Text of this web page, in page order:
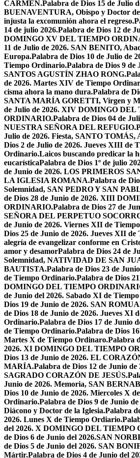
CARMEN.Palabra de Dios 15 de Julio
BUENAVENTURA, Obispo y Doctor
injusta la excomunión ahora el regreso.
14 de julio 2026.Palabra de Dios 12 de
DOMINGO XV DEL TIEMPO
11 de Julio de 2026. SAN BENITO,
Europa.Palabra de Dios 10 de Julio de
Tiempo Ordinario.Palabra de Dios 9 de
SANTOS AGUSTÍN ZHAO RONG.
de 2026. Martes XIV de Tiempo
cisma ahora la mano dura.Palabra de
SANTA MARÍA GORETTI, Virgen y
de Julio de 2026. XIV DOMINGO DEL
ORDINARIO.Palabra de Dios 04 de
NUESTRA SEÑORA DEL REFUGIO.
Julio de 2026. Fiesta, SANTO TOMÁS,
Dios 2 de Julio de 2026. Jueves XIII de
Ordinario.Laicos buscando predicar la
eucarísticaPalabra de Dios 1º de julio
de Junio de 2026. LOS PRIMEROS
LA IGLESIA ROMANA.Palabra de
Solemnidad, SAN PEDRO Y SAN
de Dios 28 de Junio de 2026. XIII
ORDINARIO.Palabra de Dios 27 de
SEÑORA DEL PERPETUO
de Junio de 2026. Viernes XII de
Dios 25 de Junio de 2026. Jueves XII
alegría de evangelizar conforme en
amor y desamorPalabra de Dios 24 de
Solemnidad, NATIVIDAD DE SAN
BAUTISTA.Palabra de Dios 23 de
de Tiempo Ordinario.Palabra de Dios
DOMINGO DEL TIEMPO
de Junio del 2026. Sabado XI de
Dios 19 de Junio de 2026. SAN
de Dios 18 de Junio de 2026. Jueves XI
Ordinario.Palabra de Dios 17 de Junio
de Tiempo Ordinario.Palabra de Dios
Martes X de Tiempo Ordinaro.Palabra
2026. XI DOMINGO DEL TIEMPO
Dios 13 de Junio de 2026. EL
MARÍA.Palabra de Dios 12 de Junio de
SAGRADO CORAZÓN DE JESÚS.
Junio de 2026. Memoria, SAN
Dios 10 de Junio de 2026. Miercoles X
Ordinario.Palabra de Dios 9 de Junio
Diácono y Doctor de la Iglesia.Palabra
2026. Lunes X de Tiempo Ordiario.
del 2026. X DOMINGO DEL TIEMPO
de Dios 6 de Junio del 2026.SAN
de Dios 5 de Junio del 2026. SAN
Mártir.Palabra de Dios 4 de Junio del